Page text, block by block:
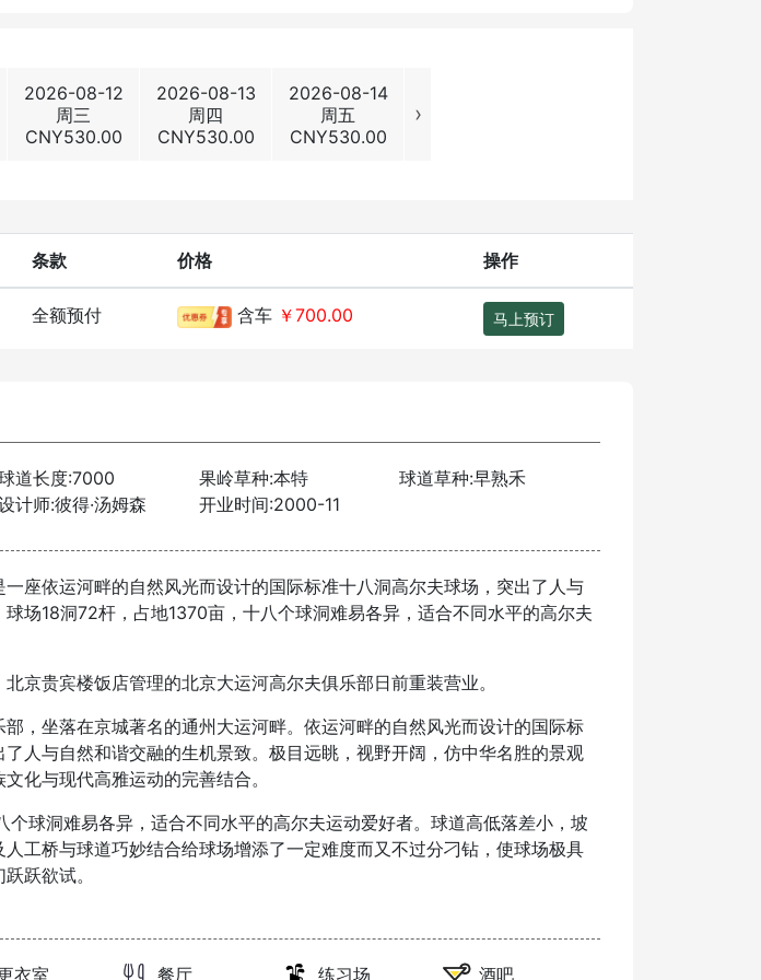
2026-08-12
周三
CNY530.00
2026-08-13
周四
CNY530.00
2026-08-14
周五
CNY530.00
›
条款 价格 操作
全额预付 含车 ￥700.00 马上预订
道长度:7000 果岭草种:本特
球道草种:早熟禾
计师:彼得·汤姆森 开业时间:2000-11
座依运河畔的自然风光而设计的国际标准十八洞高尔夫球场，突出了人与
场18洞72杆，占地1370亩，十八个球洞难易各异，适合不同水平的高尔夫
京贵宾楼饭店管理的北京大运河高尔夫俱乐部日前重装营业。
坐落在京城著名的通州大运河畔。依运河畔的自然风光而设计的国际标
人与自然和谐交融的生机景致。极目远眺，视野开阔，仿中华名胜的景观
化与现代高雅运动的完善结合。
球洞难易各异，适合不同水平的高尔夫运动爱好者。球道高低落差小，坡
工桥与球道巧妙结合给球场增添了一定难度而又不过分刁钻，使球场极具
跃欲试。
衣室 餐厅 练习场 酒吧